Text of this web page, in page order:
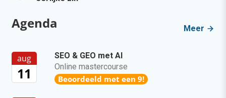
Agenda Meer
aug
11
SEO & GEO met AI
Online mastercourse
Beoordeeld met een 9!